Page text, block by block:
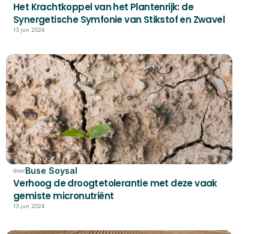
Het Krachtkoppel van het Plantenrijk: de
Synergetische Symfonie van Stikstof en Zwavel
13 jun 2024
doorBuse Soysal
Verhoog de droogtetolerantie met deze vaak
gemiste micronutriënt
13 jun 2024